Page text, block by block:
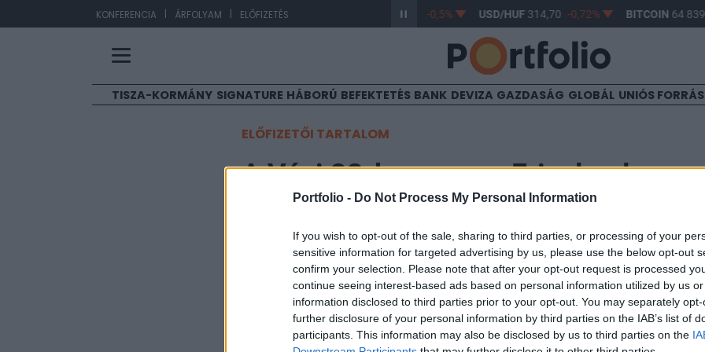
Portfolio - Do Not Process My Personal Information
If you wish to opt-out of the sale, sharing to third parties, or processing of your
sensitive information for targeted advertising by us, please use the below opt-out
confirm your selection. Please note that after your opt-out request is processed
continue seeing interest-based ads based on personal information utilized by us
information disclosed to third parties prior to your opt-out. You may separately
further disclosure of your personal information by third parties on the IAB’s list of
participants. This information may also be disclosed by us to third parties on the
KONFERENCIA | ÁRFOLYAM | ELŐFIZETÉS 363,58 -0,5% USD/HUF314,70 -0,72% BITCOIN64
TISZA-KORMÁNY SIGNATURE HÁBORÚ BEFEKTETÉS BANK DEVIZA GAZDASÁG GLOBÁL UNIÓS
ELŐFIZETŐI TARTALOM
A Váci 33-ba megy a Friesland
2007. október 31. 08:22
A Friesland Hungária zRt. áthelyezi központi irodáját a Váci 33
1,400 nm-es, hosszú távú bérleti szerződést kötött az épülettel - tudtuk
bérbeadásban közreműködő Jones Lang LaSalle-tól.